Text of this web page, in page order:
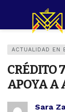
ACTUALIDAD EN
CRÉDITO
APOYA A
Sara